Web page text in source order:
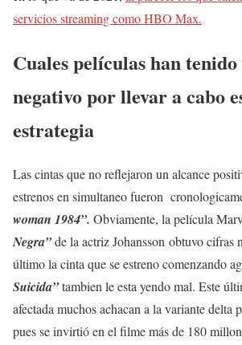
servicios streaming como HBO Max.
Cuales películas han
negativo por llevar a cabo
estrategia
Las cintas que no reflejaron un alcance
estrenos en simultaneo fueron
woman 1984”. Obviamente, la película
Negra”de la actriz Johansson obtuvo cifras
último la cinta que se estreno comenzando
Suicida”tambien le esta yendo mal. Este
afectada muchos achacan a la variante delta
pues se invirtió en el filme más de 180